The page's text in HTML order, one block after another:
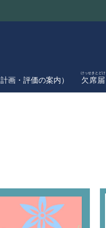
画・評価の案内） 欠席届
けっせきとどけ